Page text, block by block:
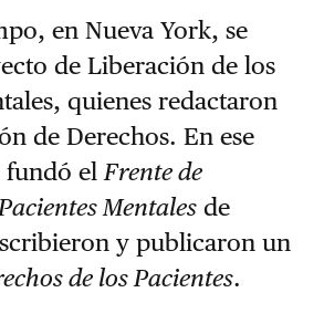
en Nueva York, se
de Liberación de los
quienes redactaron
de Derechos. En ese
fundó elFrente de
Mentalesde
y publicaron un
de los Pacientes.